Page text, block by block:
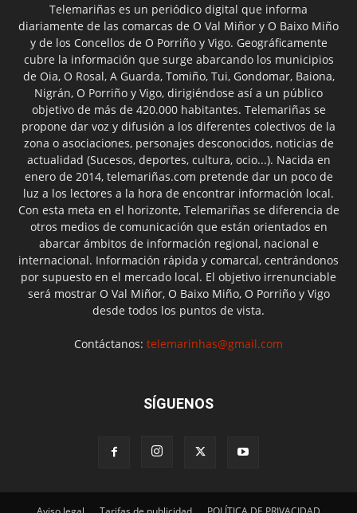
Telemariñas es un periódico digital que informa
diariamente de las comarcas de O Val Miñor y O Baixo Miño
y de los Concellos de O Porriño y Vigo. Geográficamente
cubre la información que surge abarcando los municipios
de Oia, O Rosal, A Guarda, Tomiño, Tui, Gondomar, Baiona,
Nigrán, O Porriño y Vigo, dirigiéndose así a un público
objetivo de más de 420.000 habitantes. Telemariñas se
propone dar voz y difusión a los diferentes colectivos de la
zona o asociaciones, personajes desconocidos, noticias de
actualidad (Sucesos, deportes, cultura, ocio...). Nacida en
enero de 2014, telemariñas.com pretende dar un poco de
luz a los lectores a la hora de encontrar información local.
Con esta meta en el horizonte, Telemariñas se diferencia de
otros medios de comunicación que están orientados en
abarcar ámbitos de información regional, nacional e
internacional. Información rápida y comarcal, centrándonos
por supuesto en el mercado local. El objetivo irrenunciable
será mostrar O Val Miñor, O Baixo Miño, O Porriño y Vigo
desde todos los puntos de vista.
Contáctanos: telemarinhas@gmail.com
SÍGUENOS